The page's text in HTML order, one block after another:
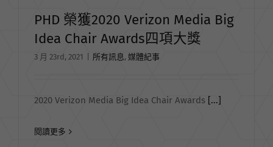
PHD 榮獲2020 Verizon Media Big
Idea Chair Awards四項大獎
3 月 23rd, 2021 所有訊息 , 媒體紀事
2020 Verizon Media Big Idea Chair Awards [...]
閱讀更多